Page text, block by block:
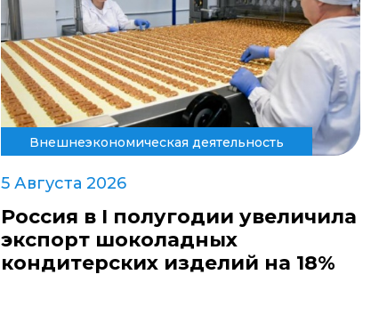
Внешнеэкономическая деятельность
5 Августа 2026
Россия в I полугодии увеличила
экспорт шоколадных
кондитерских изделий на 18%